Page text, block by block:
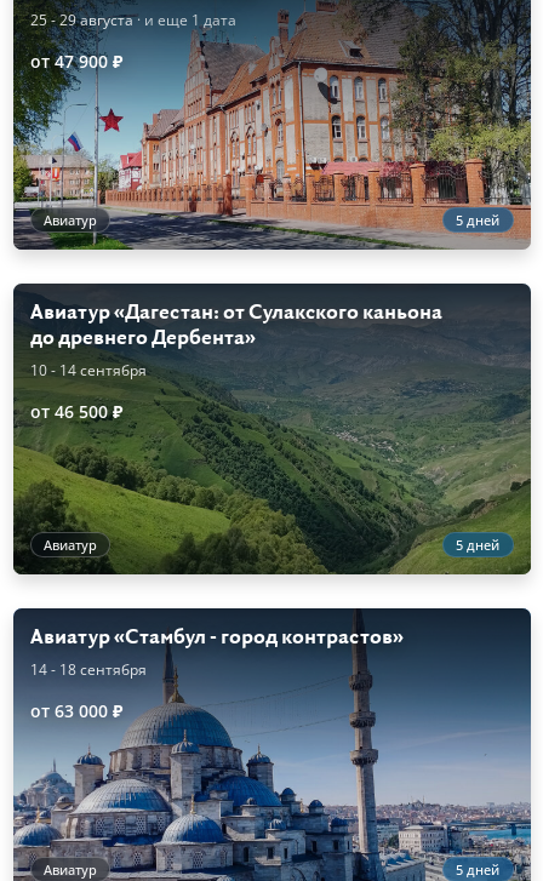
25 - 29 августа· и еще 1 дата
от 47 900 ₽
Авиатур 5 дней
Авиатур «Дагестан: от Сулакского каньона
до древнего Дербента»
10 - 14 сентября
от 46 500 ₽
Авиатур 5 дней
Авиатур «Стамбул - город контрастов»
14 - 18 сентября
от 63 000 ₽
Авиатур 5 дней